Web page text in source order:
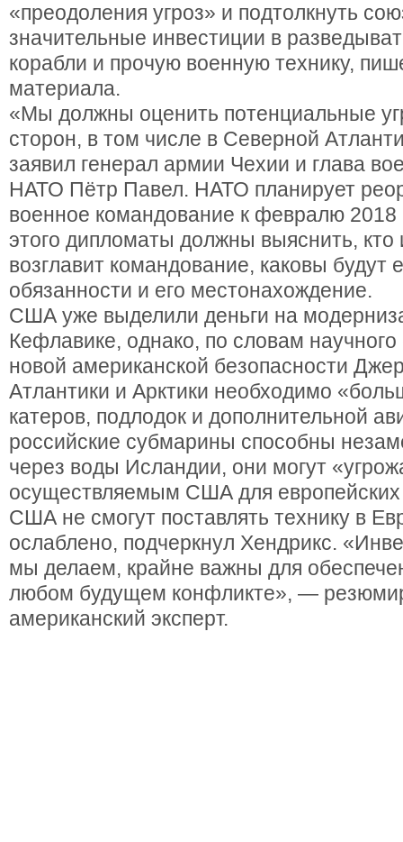
«преодоления угроз» и подтолкнуть
значительные инвестиции в
корабли и прочую военную технику,
материала.
«Мы должны оценить потенциальные
сторон, в том числе в Северной
заявил генерал армии Чехии и глава
НАТО Пётр Павел. НАТО планирует
военное командование к февралю 2018
этого дипломаты должны выяснить, кто
возглавит командование, каковы будут
обязанности и его местонахождение.
США уже выделили деньги на
Кефлавике, однако, по словам
новой американской безопасности
Атлантики и Арктики необходимо
катеров, подлодок и дополнительной
российские субмарины способны
через воды Исландии, они могут
осуществляемым США для
США не смогут поставлять технику в
ослаблено, подчеркнул Хендрикс.
мы делаем, крайне важны для
любом будущем конфликте», —
американский эксперт.